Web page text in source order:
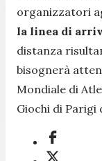
organizzatori
la linea di
distanza
bisognerà
Mondiale di
Giochi di Parigi